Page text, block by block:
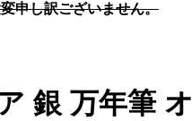
申し訳ございません。
銀 万年筆